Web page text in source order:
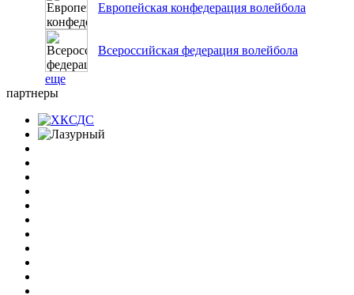
Европейская конфедерация волейбола
Всероссийская федерация волейбола
еще
партнеры